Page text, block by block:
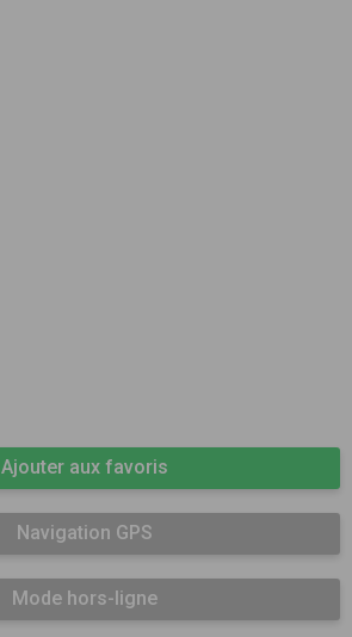
Ajouter aux favoris
Navigation GPS
Mode hors-ligne